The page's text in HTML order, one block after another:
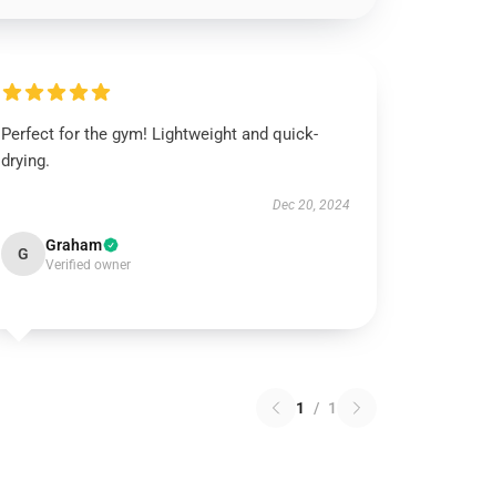
Perfect for the gym! Lightweight and quick-
drying.
Dec 20, 2024
G Graham
Verified owner
1 / 1